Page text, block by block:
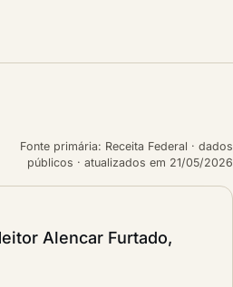
Fonte primária: Receita Federal · dados
públicos · atualizados em 21/05/2026
Alencar Furtado,
no mapa